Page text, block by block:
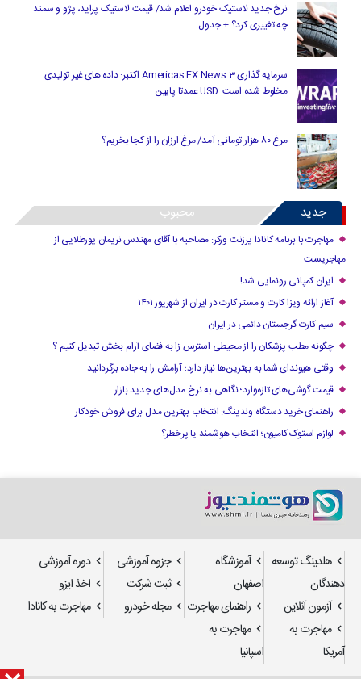
نرخ جدید لاستیک خودرو اعلام شد/ قیمت لاستیک پراید، پژو و سمند
چه تغییری کرد؟ + جدول
سرمایه گذاری Americas FX News 3 اکتبر: داده های غیر تولیدی
مخلوط شده است. USD عمدتا پایین.
مرغ ۸۰ هزار تومانی آمد/ مرغ ارزان را از کجا بخریم؟
جدید محبوب
مهاجرت با برنامه کانادا پرزنت ورکر: مصاحبه با آقای مهندس نریمان پورطلایی از
مهاجریست
ایران کمپانی رونمایی شد!
آغاز ارائه ویزا کارت و مستر کارت در ایران از شهریور ۱۴۰۱
سیم کارت گرجستان دائمی در ایران
چگونه مطب پزشکان را از محیطی استرس زا به فضای آرام بخش تبدیل کنیم ؟
وقتی هیوندای شما به بهترین‌ها نیاز دارد؛ آرامش را به جاده برگردانید
قیمت گوشی‌های تازه‌وارد؛ نگاهی به نرخ مدل‌های جدید بازار
راهنمای خرید دستگاه وندینگ: انتخاب بهترین مدل برای فروش خودکار
لوازم استوک کامیون؛ انتخاب هوشمند یا پرخطر؟
هلدینگ توسعه
دهندگان
آموزشگاه
اصفهان
جزوه آموزشی
دوره آموزشی
ثبت شرکت
اخذ ایزو
آزمون آنلاین
راهنمای مهاجرت مجله خودرو
مهاجرت به کانادا
مهاجرت به
آمریکا
مهاجرت به
اسپانیا